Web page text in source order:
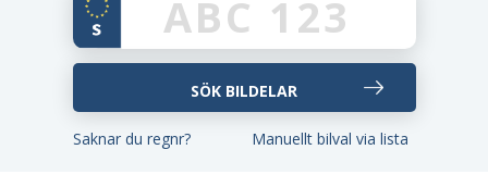
Saknar du regnr? Manuellt bilval via lista